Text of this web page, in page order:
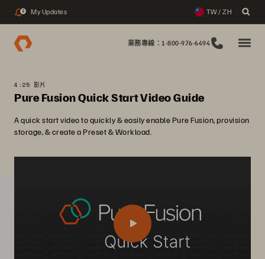
2 My Updates TW / ZH
業務專線：1-800-976-6494
4:25 影片
Pure Fusion Quick Start Video Guide
A quick start video to quickly & easily enable Pure Fusion, provision
storage, & create a Preset & Workload.